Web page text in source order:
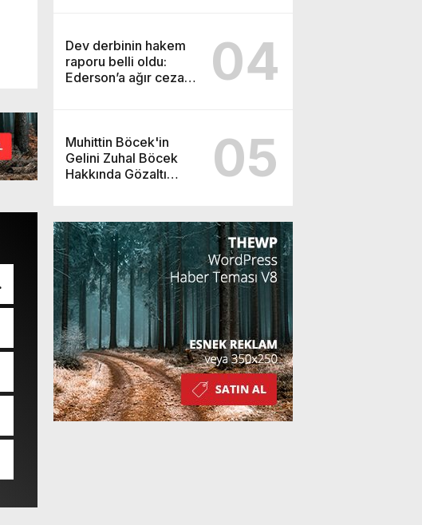
Dev derbinin hakem
raporu belli oldu:
Ederson’a ağır ceza
04
Muhittin Böcek'in
Gelini Zuhal Böcek
Hakkında Gözaltı
05